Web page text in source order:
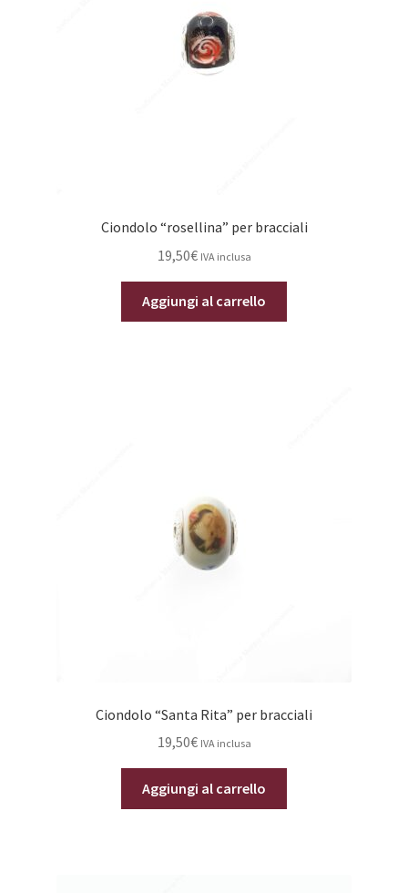
Ciondolo “rosellina” per bracciali
19,50€ IVA inclusa
Aggiungi al carrello
Ciondolo “Santa Rita” per bracciali
19,50€ IVA inclusa
Aggiungi al carrello